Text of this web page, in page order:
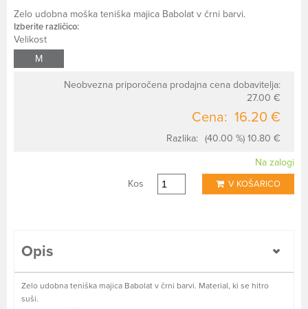
Zelo udobna moška teniška majica Babolat v črni barvi.
Izberite različico:
Velikost
M
Neobvezna priporočena prodajna cena dobavitelja:
27.00 €
Cena: 16.20 €
Razlika: (40.00 %) 10.80 €
Na zalogi
Kos
V KOŠARICO
Opis
Zelo udobna teniška majica Babolat v črni barvi. Material, ki se hitro
suši.